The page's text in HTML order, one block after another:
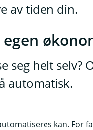
av tiden din.
seg helt selv?
automatisk.
kan. For